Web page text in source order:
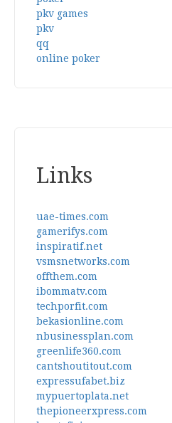
pkv games
pkv
qq
online poker
Links
uae-times.com
gamerifys.com
inspiratif.net
vsmsnetworks.com
offthem.com
ibommatv.com
techporfit.com
bekasionline.com
nbusinessplan.com
greenlife360.com
cantshoutitout.com
expressufabet.biz
mypuertoplata.net
thepioneerxpress.com